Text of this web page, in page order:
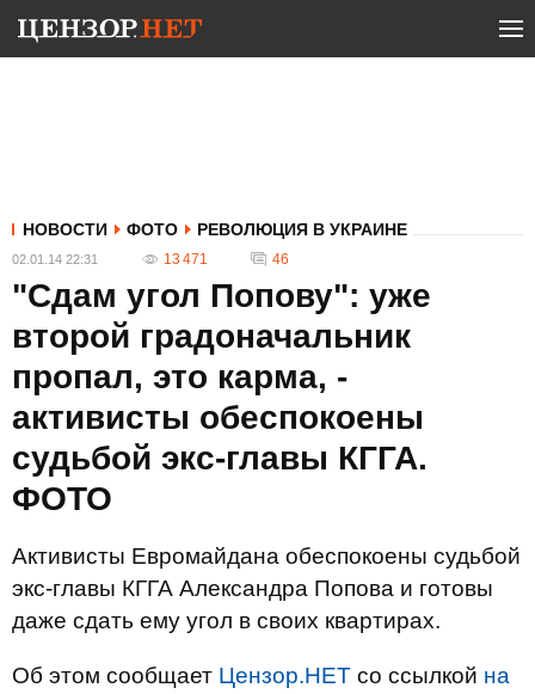
НОВОСТИ ФОТО РЕВОЛЮЦИЯ В УКРАИНЕ
02.01.14 22:31 13 471 46
"Сдам угол Попову": уже
второй градоначальник
пропал, это карма, -
активисты обеспокоены
судьбой экс-главы КГГА.
ФОТО
Активисты Евромайдана обеспокоены судьбой
экс-главы КГГА Александра Попова и готовы
даже сдать ему угол в своих квартирах.
Об этом сообщает Цензор.НЕТ со ссылкой на